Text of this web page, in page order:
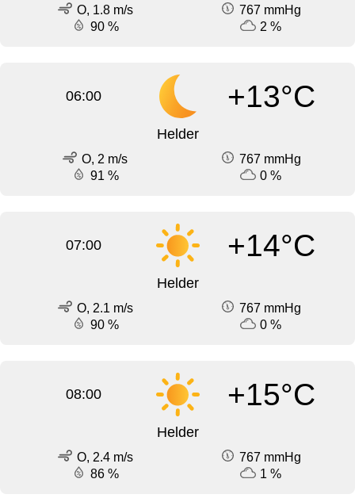
O, 1.8 m/s
767 mmHg
90 %
2 %
06:00 +13°C
Helder
O, 2 m/s
767 mmHg
91 %
0 %
07:00 +14°C
Helder
O, 2.1 m/s
767 mmHg
90 %
0 %
08:00 +15°C
Helder
O, 2.4 m/s
767 mmHg
86 %
1 %